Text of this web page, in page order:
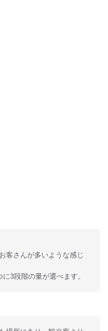
客さんが多いような感じ
3段階の量が選べます。